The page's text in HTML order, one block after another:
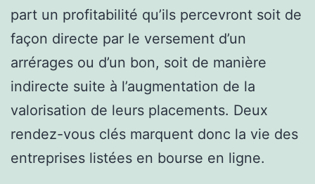
part un profitabilité qu’ils percevront soit de
façon directe par le versement d’un
arrérages ou d’un bon, soit de manière
indirecte suite à l’augmentation de la
valorisation de leurs placements. Deux
rendez-vous clés marquent donc la vie des
entreprises listées en bourse en ligne.